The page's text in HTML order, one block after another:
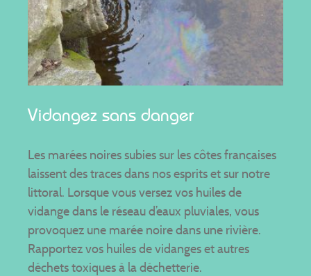
Vidangez sans danger
Les marées noires subies sur les côtes françaises
laissent des traces dans nos esprits et sur notre
littoral. Lorsque vous versez vos huiles de
vidange dans le réseau d’eaux pluviales, vous
provoquez une marée noire dans une rivière.
Rapportez vos huiles de vidanges et autres
déchets toxiques à la déchetterie.